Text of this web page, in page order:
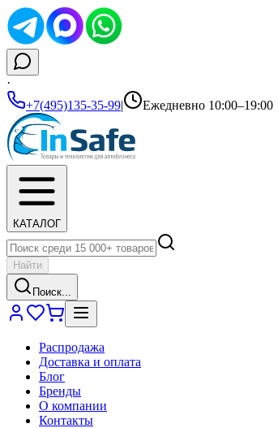
·
+7(495)135-35-99| Ежедневно 10:00–19:00
КАТАЛОГ
Найти
Поиск...
Распродажа
Доставка и оплата
Блог
Бренды
О компании
Контакты